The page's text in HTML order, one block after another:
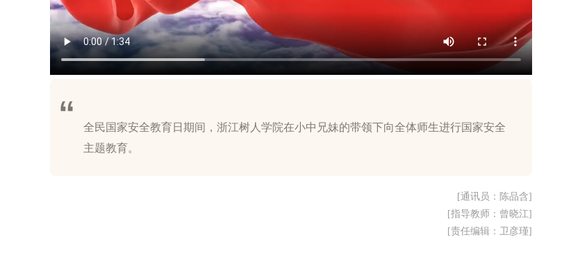
全民国家安全教育日期间，浙江树人学院在小中兄妹的带领下向全体师生进行国家安全
[通讯员：陈品含]
[指导教师：曾晓江]
[责任编辑：卫彦瑾]